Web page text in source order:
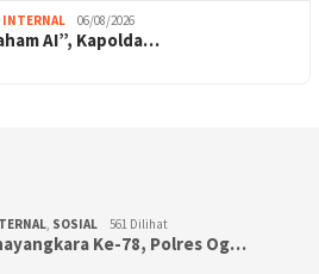
INTERNAL 06/08/2026
AI”, Kapolda…
, SOSIAL 561 Dilihat
Ke-78, Polres Og…